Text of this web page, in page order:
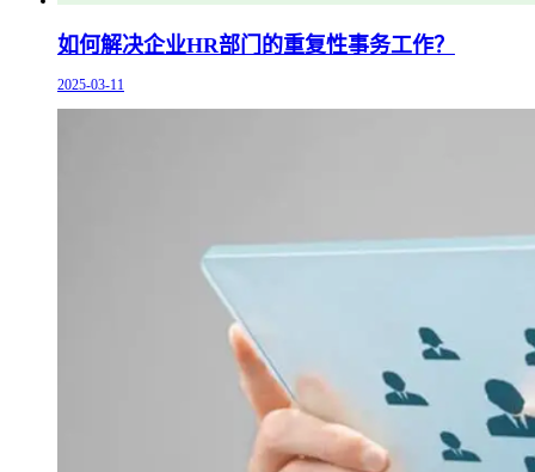
如何解决企业HR部门的重复性事务工作？
2025-03-11